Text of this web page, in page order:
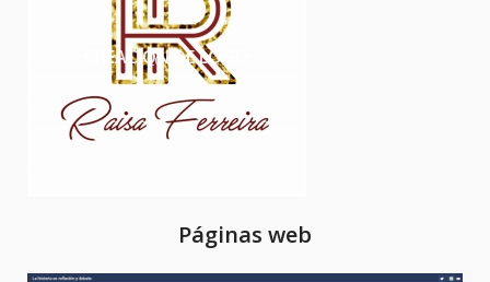
LOGO
CREACIÓN DE LOGO
Páginas web